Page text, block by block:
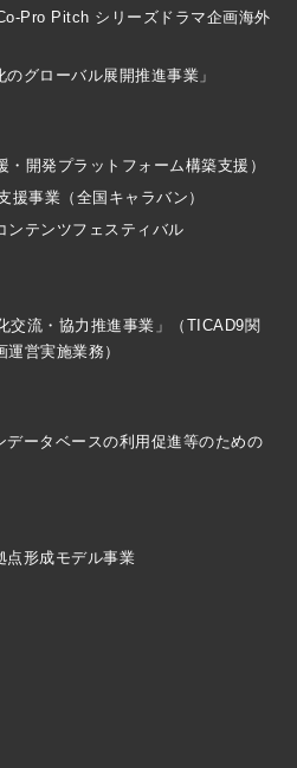
Pro Pitch シリーズドラマ企画海外
グローバル展開推進事業」
・開発プラットフォーム構築支援）
援事業（全国キャラバン）
ンテンツフェスティバル
交流・協力推進事業」（TICAD9関
営実施業務）
データベースの利用促進等のための
点形成モデル事業